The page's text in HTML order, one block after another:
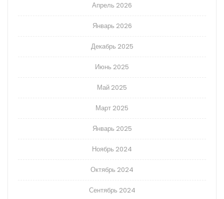
Апрель 2026
Январь 2026
Декабрь 2025
Июнь 2025
Май 2025
Март 2025
Январь 2025
Ноябрь 2024
Октябрь 2024
Сентябрь 2024